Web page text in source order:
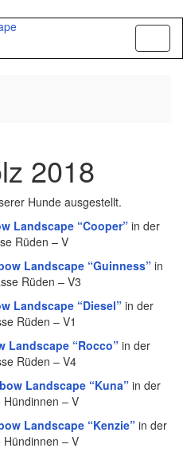
2018
Hunde ausgestellt.
Landscape “Cooper” in der
Rüden – V
Landscape “Guinness”in
Rüden – V3
Landscape “Diesel” in der
Rüden – V1
Landscape “Rocco”in der
Rüden – V4
Landscape “Kuna” in der
Hündinnen – V
Landscape “Kenzie”in der
Hündinnen – V